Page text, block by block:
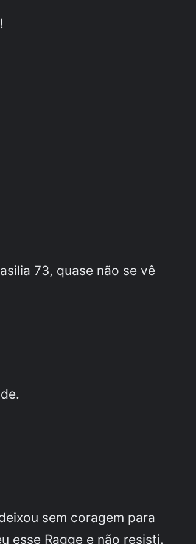
73, quase não se vê
sem coragem para
esse Ragge e não resisti.